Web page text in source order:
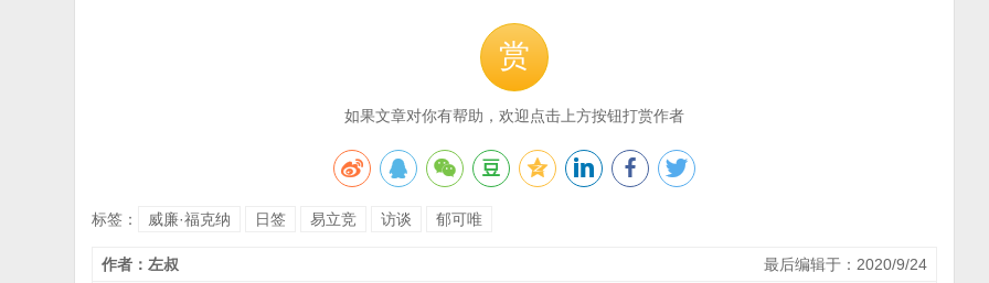
赏
如果文章对你有帮助，欢迎点击上方按钮打赏作者
标签： 威廉·福克纳 日签 易立竞 访谈 郁可唯
最后编辑于：2020/9/24
作者：左叔